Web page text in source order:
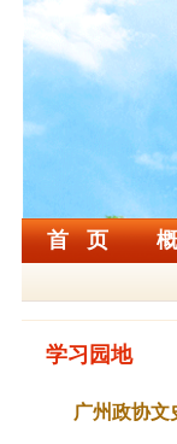
首 页
学习园地
广州政协文